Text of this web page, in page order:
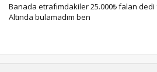
Banada etrafımdakiler 25.000₺ falan
Altında bulamadım ben